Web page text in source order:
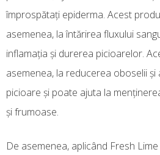
împrospătați epiderma. Acest
asemenea, la întărirea fluxului
inflamația și durerea picioarelor.
asemenea, la reducerea oboselii
picioare și poate ajuta la
și frumoase.
De asemenea, aplicând Fresh